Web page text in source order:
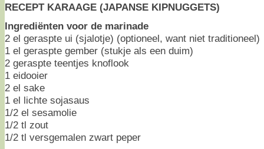
RECEPT KARAAGE (JAPANSE KIPNUGGETS)
Ingrediënten voor de marinade
2 el geraspte ui (sjalotje) (optioneel, want niet traditioneel)
1 el geraspte gember (stukje als een duim)
2 geraspte teentjes knoflook
1 eidooier
2 el sake
1 el lichte sojasaus
1/2 el sesamolie
1/2 tl zout
1/2 tl versgemalen zwart peper